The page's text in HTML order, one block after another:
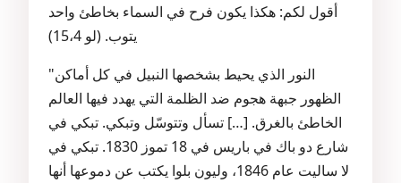
أقول لكم: هكذا يكون فرح في السماء بخاطئ واحد
يتوب. (لو 15،4)
"النور الذي يحيط بشخصها النبيل في كل أماكن
الظهور جبهة هجوم ضد الظلمة التي يهدد فيها العالم
الخاطئ بالغرق. […] تسأل وتتوسّل وتبكي. تبكي في
شارع دو باك في باريس في 18 تموز 1830. تبكي في
لا ساليت عام 1846، وليون بلوا يكتب عن دموعها أنها